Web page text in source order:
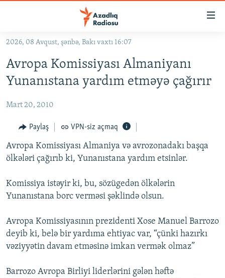
Əsas
qayıt
Əsas
qayıt
#İZAHLA
#ƏSLINDƏ
FƏRQƏ BAX
QANUNI DOĞRU
ARAŞDIRMA
MULTIMEDIA
VIDEO
FOTOQALEREYA
İNFOQRAFIKA
KARIKATURA
RADIO ARXIV
OXU ZALI
AZƏRBAYCAN ƏDƏBIYYATI KITABXANASI
İSLAM VƏ DEMOKRATIYA
İZ - MƏDƏNIYYƏT PROQRAMI
HAQQIMIZDA
MISSIYAMIZ
PEŞƏ ETIKASI VƏ JURNALISTIKA STANDARTLARIMIZ
MATERIALLARIMIZDAN ISTIFADƏ
BIZI IZLƏ
2026, 08 Avqust, şənbə, Bakı vaxtı 16:07
Avropa Komissiyası Almaniyanı
Yunanıstana yardım etməyə çağırır
Mart 20, 2010
Paylaş VPN-siz açmaq
Avropa Komissiyası Almaniya və avrozonadakı başqa
ölkələri çağırıb ki, Yunanıstana yardım etsinlər.
Komissiya istəyir ki, bu, sözügedən ölkələrin
Yunanıstana borc verməsi şəklində olsun.
Avropa Komissiyasının prezidenti Xose Manuel Barrozo
deyib ki, belə bir yardıma ehtiyac var, “çünki hazırkı
vəziyyətin davam etməsinə imkan vermək olmaz”
Barrozo Avropa Birliyi liderlərini gələn həftə